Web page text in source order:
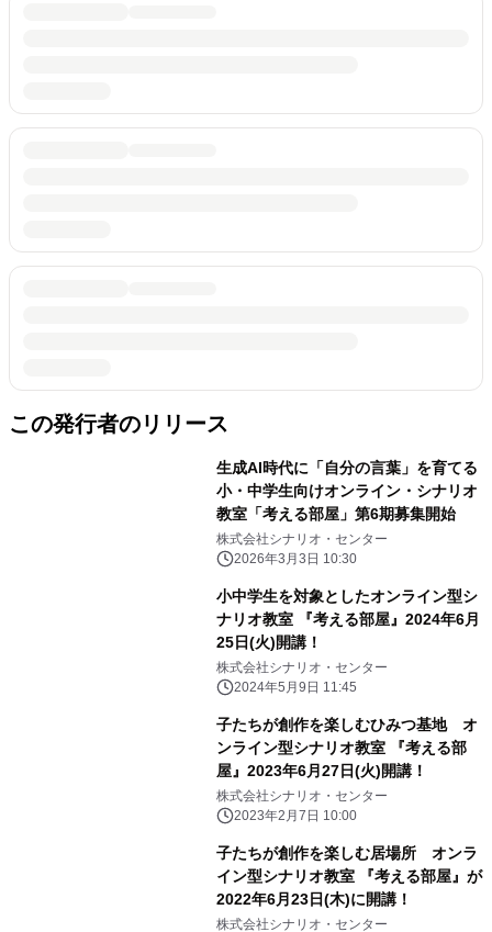
この発行者のリリース
生成AI時代に「自分の言葉」を育てる
小・中学生向けオンライン・シナリオ
教室「考える部屋」第6期募集開始
株式会社シナリオ・センター
2026年3月3日 10:30
小中学生を対象としたオンライン型シ
ナリオ教室 『考える部屋』2024年6月
25日(火)開講！
株式会社シナリオ・センター
2024年5月9日 11:45
子たちが創作を楽しむひみつ基地 オ
ンライン型シナリオ教室 『考える部
屋』2023年6月27日(火)開講！
株式会社シナリオ・センター
2023年2月7日 10:00
子たちが創作を楽しむ居場所 オンラ
イン型シナリオ教室 『考える部屋』が
2022年6月23日(木)に開講！
株式会社シナリオ・センター